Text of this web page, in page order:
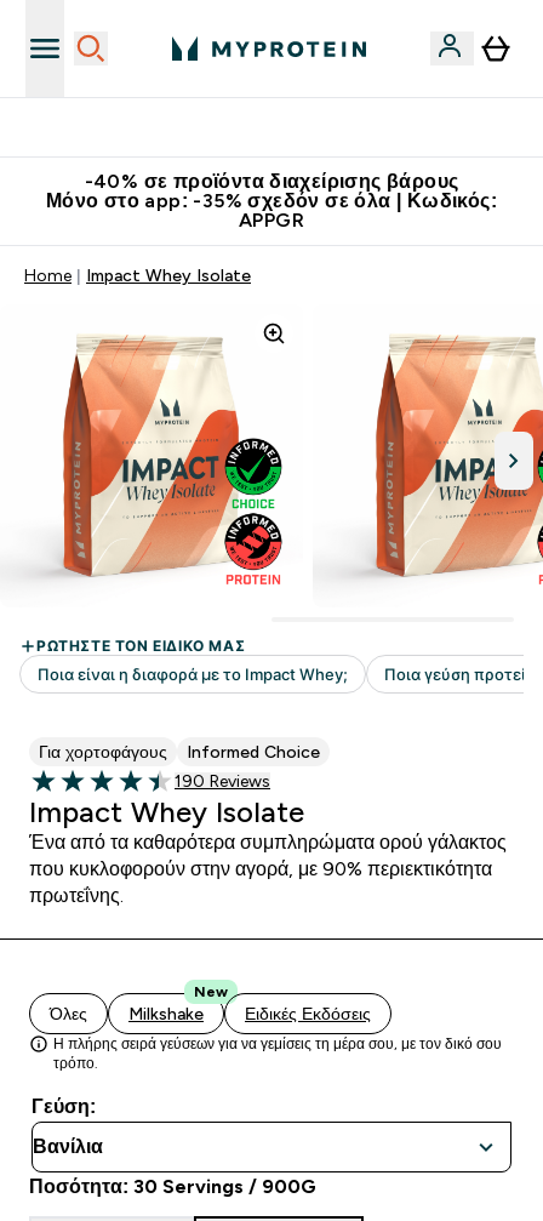
-40% σε προϊόντα διαχείρισης βάρους
Μόνο στο app: -35% σχεδόν σε όλα | Κωδικός:
APPGR
Home Impact Whey Isolate
Για χορτοφάγους Informed Choice
4.47 out of 5 stars
190 customer reviews
190 Reviews
Impact Whey Isolate
Ένα από τα καθαρότερα συμπληρώματα ορού γάλακτος
που κυκλοφορούν στην αγορά, με 90% περιεκτικότητα
πρωτεΐνης.
Όλες Milkshake
New
Ειδικές Εκδόσεις
Η πλήρης σειρά γεύσεων για να γεμίσεις τη μέρα σου, με τον δικό σου
τρόπο.
Γεύση:
Ποσότητα: 30 Servings / 900G